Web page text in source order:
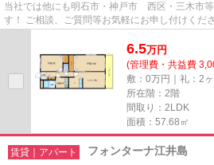
当社では他にも明石市・神戸市 西区・三木市
す！ ご相談、ご質問等お気軽にお申し付けくだ
6.5万円
(管理費・共益費
敷：0万円｜礼：2ヶ
所在階：2階
間取り：2LDK
面積：57.68㎡
賃貸｜アパート フォンターナ江井島